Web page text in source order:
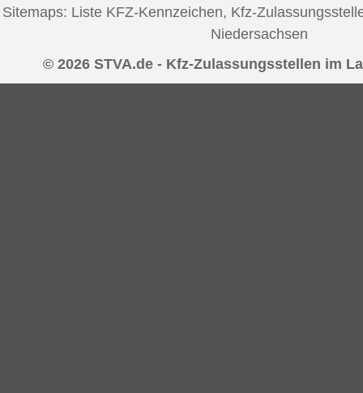
Sitemaps: Liste KFZ-Kennzeichen, Kfz-
Niedersachsen
© 2026 STVA.de - Kfz-Zulassungsstellen im